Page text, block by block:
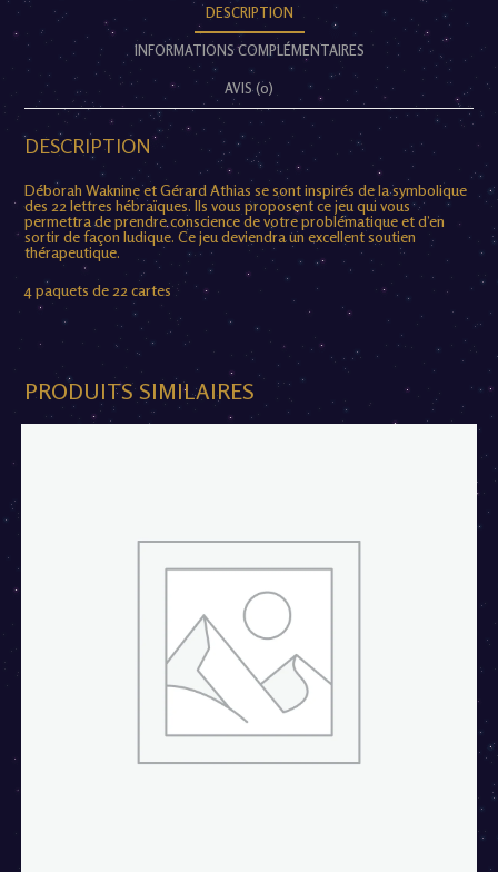
DESCRIPTION
INFORMATIONS COMPLÉMENTAIRES
AVIS (0)
DESCRIPTION
Déborah Waknine et Gérard Athias se sont inspirés de la symbolique
des 22 lettres hébraïques. Ils vous proposent ce jeu qui vous
permettra de prendre conscience de votre problématique et d’en
sortir de façon ludique. Ce jeu deviendra un excellent soutien
thérapeutique.
4 paquets de 22 cartes
PRODUITS SIMILAIRES